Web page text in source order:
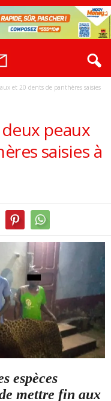
et 20 dents de panthères saisies
peaux
saisies à
espèces
mettre fin aux